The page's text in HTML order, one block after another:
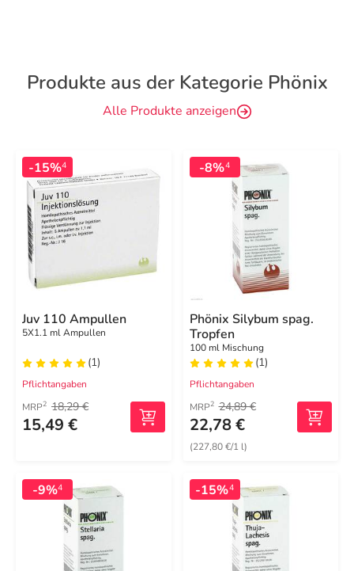
Produkte aus der Kategorie Phönix
Alle Produkte anzeigen
-15%4
Juv 110 Ampullen
5X1.1 ml Ampullen
(1)
Pflichtangaben
MRP2 18,29 €
15,49 €
-8%4
Phönix Silybum spag.
Tropfen
100 ml Mischung
(1)
Pflichtangaben
MRP2 24,89 €
22,78 €
(227,80 €/1 l)
-9%4 -15%4